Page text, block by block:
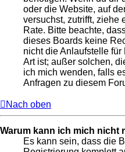
oder die Website, auf
versuchst, zutrifft, ziehe
Rate. Bitte beachte,
dieses Boards keine
nicht die Anlaufstelle
Art ist; außer solchen,
ich mich wenden, falls
Anfragen zu diesem
Nach oben
Warum kann ich mich nicht
Es kann sein, dass die